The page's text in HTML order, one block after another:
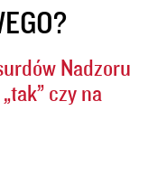
Nadzoru
czy na